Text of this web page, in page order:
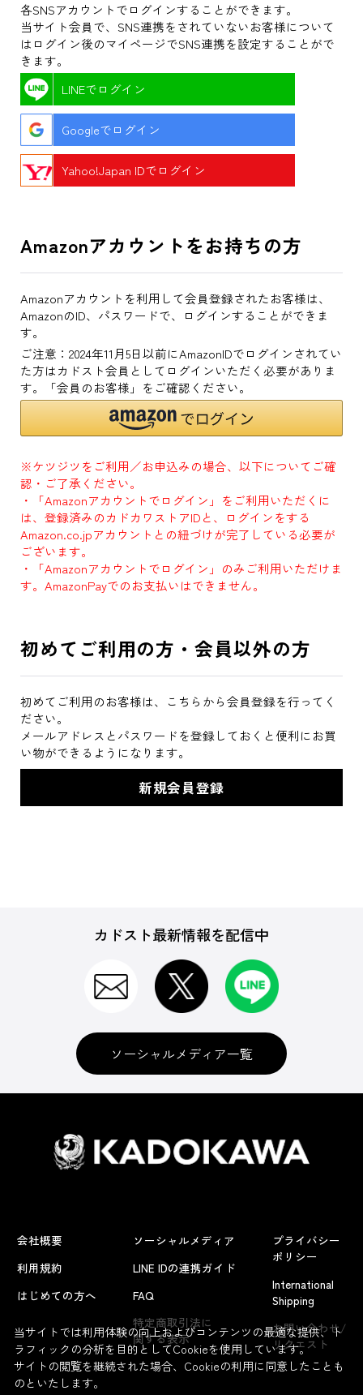
各SNSアカウントでログインすることができます。
当サイト会員で、SNS連携をされていないお客様について
はログイン後のマイページでSNS連携を設定することがで
きます。
LINEでログイン
Googleでログイン
Yahoo!Japan IDでログイン
Amazonアカウントをお持ちの方
Amazonアカウントを利用して会員登録されたお客様は、
AmazonのID、パスワードで、ログインすることができま
す。
ご注意：2024年11月5日以前にAmazonIDでログインされてい
た方はカドスト会員としてログインいただく必要がありま
す。「会員のお客様」をご確認ください。
※ケツジツをご利用／お申込みの場合、以下についてご確
認・ご了承ください。
・「Amazonアカウントでログイン」をご利用いただくに
は、登録済みのカドカワストアIDと、ログインをする
Amazon.co.jpアカウントとの紐づけが完了している必要が
ございます。
・「Amazonアカウントでログイン」のみご利用いただけま
す。AmazonPayでのお支払いはできません。
初めてご利用の方・会員以外の方
初めてご利用のお客様は、こちらから会員登録を行ってく
ださい。
メールアドレスとパスワードを登録しておくと便利にお買
い物ができるようになります。
カドスト最新情報を配信中
ソーシャルメディア一覧
会社概要
利用規約
はじめての方へ
ソーシャルメディア
LINE IDの連携ガイド
FAQ
特定商取引法に
関する表示
プライバシー
ポリシー
International
Shipping
お問い合わせ/
リクエスト
当サイトでは利用体験の向上およびコンテンツの最適な提供、ト
ラフィックの分析を目的としてCookieを使用しています。
サイトの閲覧を継続された場合、Cookieの利用に同意したことも
のといたします。